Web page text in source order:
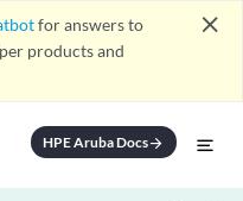
for answers to
products and
close
HPE Aruba Docsarrow_forward